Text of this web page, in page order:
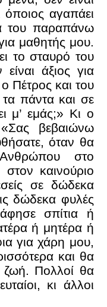
όποιος αγαπάει
του παραπάνω
μαθητής μου.
το σταυρό του
άξιος για
Πέτρος και του
πάντα και σε
μ’ εμάς;» Κι ο
βεβαιώνω
όταν θα
στο
καινούριο
σε δώδεκα
δώδεκα φυλές
σπίτια ή
ή μητέρα ή
για χάρη μου,
και θα
ζωή. Πολλοί θα
κι άλλοι